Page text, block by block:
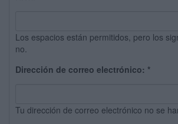
Los espacios están permitidos, pero los
no.
Dirección de correo electrónico: *
Tu dirección de correo electrónico no se